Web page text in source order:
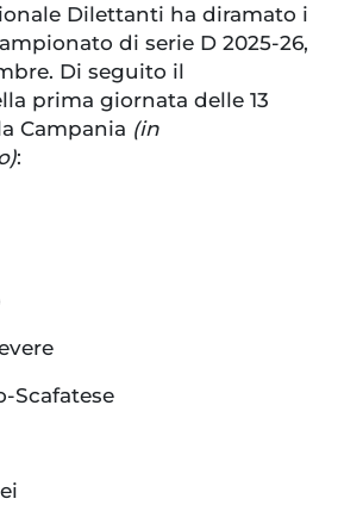
Dilettanti ha diramato i
di serie D 2025-26,
Di seguito il
prima giornata delle 13
Campania (in
:
Scafatese